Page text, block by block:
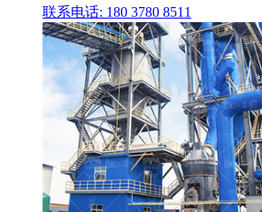
联系电话: 180 3780 8511